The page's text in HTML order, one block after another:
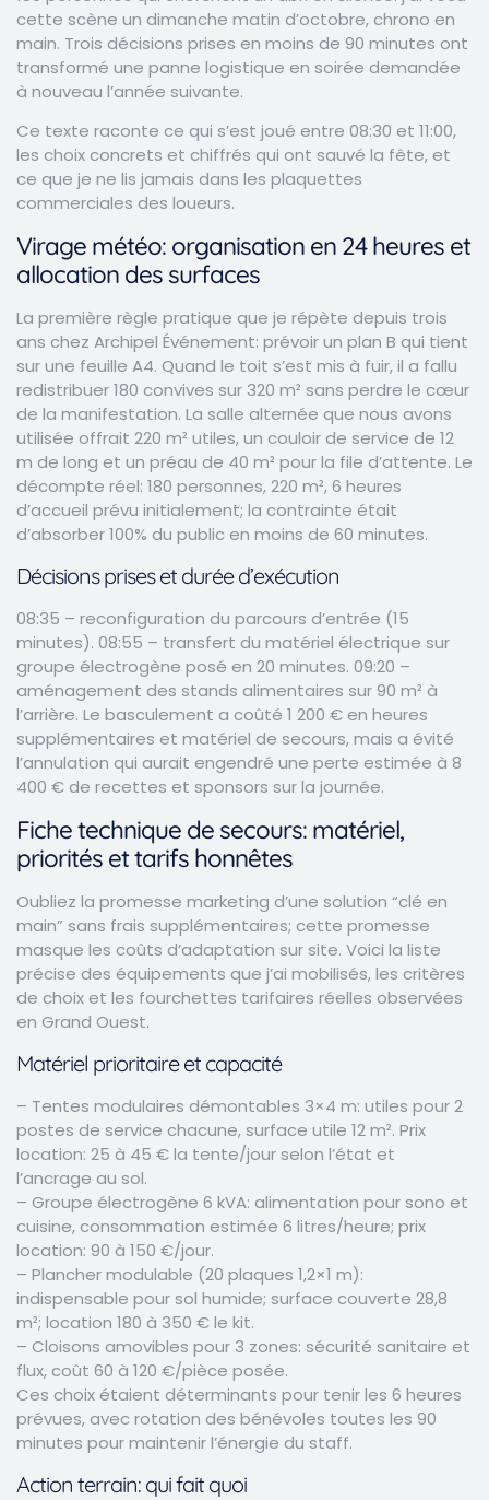
cette scène un dimanche matin d’octobre, chrono en
main. Trois décisions prises en moins de 90 minutes ont
transformé une panne logistique en soirée demandée
à nouveau l’année suivante.
Ce texte raconte ce qui s’est joué entre 08:30 et 11:00,
les choix concrets et chiffrés qui ont sauvé la fête, et
ce que je ne lis jamais dans les plaquettes
commerciales des loueurs.
Virage météo: organisation en 24 heures et
allocation des surfaces
La première règle pratique que je répète depuis trois
ans chez Archipel Événement: prévoir un plan B qui tient
sur une feuille A4. Quand le toit s’est mis à fuir, il a fallu
redistribuer 180 convives sur 320 m² sans perdre le cœur
de la manifestation. La salle alternée que nous avons
utilisée offrait 220 m² utiles, un couloir de service de 12
m de long et un préau de 40 m² pour la file d’attente. Le
décompte réel: 180 personnes, 220 m², 6 heures
d’accueil prévu initialement; la contrainte était
d’absorber 100% du public en moins de 60 minutes.
Décisions prises et durée d’exécution
08:35 – reconfiguration du parcours d’entrée (15
minutes). 08:55 – transfert du matériel électrique sur
groupe électrogène posé en 20 minutes. 09:20 –
aménagement des stands alimentaires sur 90 m² à
l’arrière. Le basculement a coûté 1 200 € en heures
supplémentaires et matériel de secours, mais a évité
l’annulation qui aurait engendré une perte estimée à 8
400 € de recettes et sponsors sur la journée.
Fiche technique de secours: matériel,
priorités et tarifs honnêtes
Oubliez la promesse marketing d’une solution “clé en
main” sans frais supplémentaires; cette promesse
masque les coûts d’adaptation sur site. Voici la liste
précise des équipements que j’ai mobilisés, les critères
de choix et les fourchettes tarifaires réelles observées
en Grand Ouest.
Matériel prioritaire et capacité
– Tentes modulaires démontables 3×4 m: utiles pour 2
postes de service chacune, surface utile 12 m². Prix
location: 25 à 45 € la tente/jour selon l’état et
l’ancrage au sol.
– Groupe électrogène 6 kVA: alimentation pour sono et
cuisine, consommation estimée 6 litres/heure; prix
location: 90 à 150 €/jour.
– Plancher modulable (20 plaques 1,2×1 m):
indispensable pour sol humide; surface couverte 28,8
m²; location 180 à 350 € le kit.
– Cloisons amovibles pour 3 zones: sécurité sanitaire et
flux, coût 60 à 120 €/pièce posée.
Ces choix étaient déterminants pour tenir les 6 heures
prévues, avec rotation des bénévoles toutes les 90
minutes pour maintenir l’énergie du staff.
Action terrain: qui fait quoi